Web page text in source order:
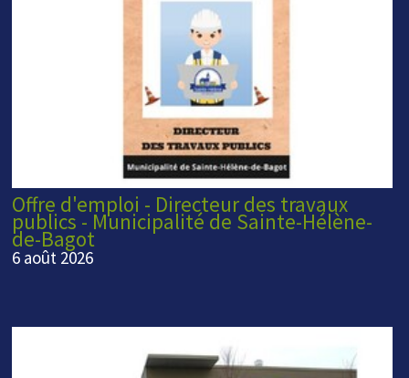
Offre d'emploi - Directeur des travaux
publics - Municipalité de Sainte-Hélène-
de-Bagot
6 août 2026